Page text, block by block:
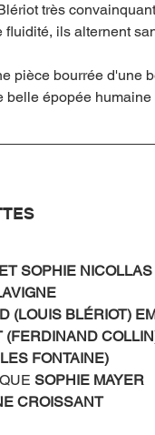
très
ils alternent
pièce bourrée d'une
belle épopée
SOPHIE NICOLLAS
(LOUIS BLÉRIOT)
(FERDINAND
FONTAINE)
SOPHIE MAYER
CROISSANT